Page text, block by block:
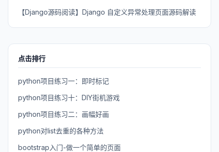
【Django源码阅读】Django 自定义异常处理页面源码解读
点击排行
python项目练习一：即时标记
python项目练习十：DIY街机游戏
python项目练习二：画幅好画
python对list去重的各种方法
bootstrap入门-做一个简单的页面